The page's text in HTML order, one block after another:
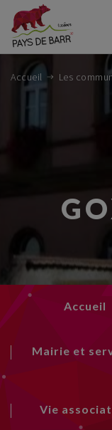
Accueil Les
Accueil
Mairie et
Vie